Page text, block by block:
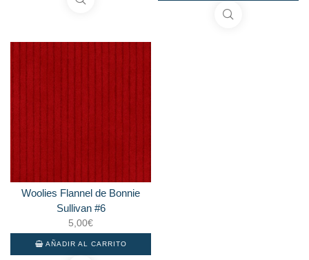
Woolies Flannel de Bonnie
Sullivan #6
5,00€
AÑADIR AL CARRITO